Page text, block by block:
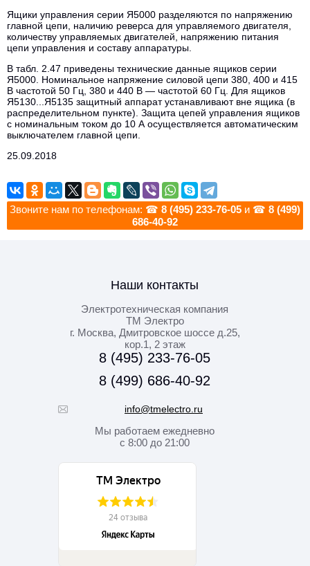
Ящики управления серии Я5000 разделяются по напряжению
главной цепи, наличию реверса для управляемого двигателя,
количеству управляемых двигателей, напряжению питания
цепи управления и составу аппаратуры.
В табл. 2.47 приведены технические данные ящиков серии
Я5000. Номинальное напряжение силовой цепи 380, 400 и 415
В частотой 50 Гц, 380 и 440 В — частотой 60 Гц. Для ящиков
Я5130...Я5135 защитный аппарат устанавливают вне ящика (в
распределительном пункте). Защита цепей управления ящиков
с номинальным током до 10 А осуществляется автоматическим
выключателем главной цепи.
25.09.2018
Звоните нам по телефонам: ☎ 8 (495) 233-76-05 и ☎ 8 (499)
686-40-92
Наши контакты
Электротехническая компания
ТМ Электро
г. Москва, Дмитровское шоссе д.25,
кор.1, 2 этаж
8 (495) 233-76-05
8 (499) 686-40-92
info@tmelectro.ru
Мы работаемежедневно
с 8:00 до 21:00